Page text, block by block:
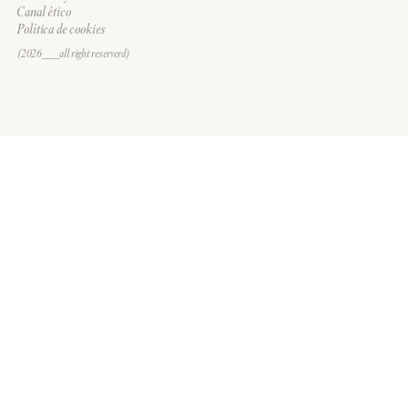
Canal ético
Política de cookies
(2026___all right reserverd)